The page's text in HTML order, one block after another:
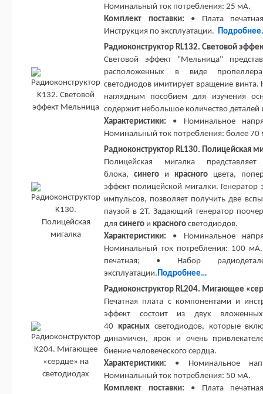
Номинальный ток потребления: 25 мА.
Комплект поставки: • Плата
Инструкция по эксплуатации.
Радиоконструктор RL132. Световой
Световой эффект "Мельница"
расположенных в виде
светодиодов имитирует вращение винта.
наглядным пособием для изучения
содержит небольшое количество деталей
Характеристики: • Номинальное
Номинальный ток потребления: более
Радиоконструктор RL130. Полицейская
Полицейская мигалка
блока, синего и красного цвета,
эффект полицейской мигалки. Генератор
импульсов, позволяет получить две
паузой в 2Т. Задающий генератор
для синего и красногосветодиодов.
Характеристики: • Номинальное
Номинальный ток потребления: 100
печатная; • Набор
эксплуатации.Подробнее…
Радиоконструктор RL204. Мигающее
Печатная плата с компонентами и
эффект состоит из двух
40 красныхсветодиодов, которые
динамичен, ярок и очень
биение человеческого сердца.
Характеристики: • Номинальное
Номинальный ток потребления: 50 мА.
Комплект поставки: • Плата